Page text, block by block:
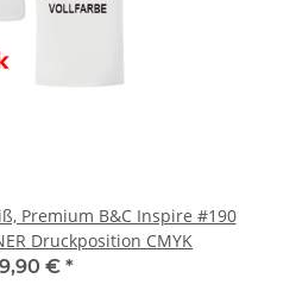
Premium B&C Inspire #190
Druckposition CMYK
€ *